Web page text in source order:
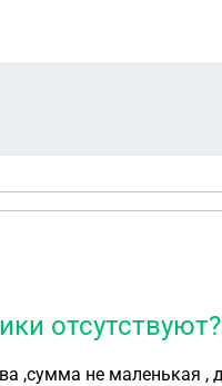
отсутствуют?
не выплатил д/с , на данный